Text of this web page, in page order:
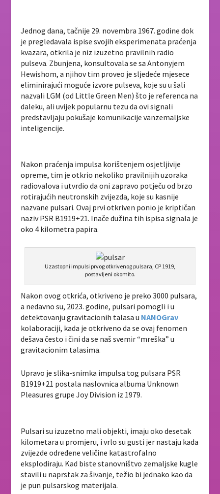
Jednog dana, tačnije 29. novembra 1967. godine dok
je pregledavala ispise svojih eksperimenata praćenja
kvazara, otkrila je niz izuzetno pravilnih radio
pulseva. Zbunjena, konsultovala se sa Antonyjem
Hewishom, a njihov tim proveo je sljedeće mjesece
eliminirajući moguće izvore pulseva, koje su u šali
nazvali LGM (od Little Green Men) što je referenca na
daleku, ali uvijek popularnu tezu da ovi signali
predstavljaju pokušaje komunikacije vanzemaljske
inteligencije.
Nakon praćenja impulsa korištenjem osjetljivije
opreme, tim je otkrio nekoliko pravilnijih uzoraka
radiovalova i utvrdio da oni zapravo potječu od brzo
rotirajućih neutronskih zvijezda, koje su kasnije
nazvane pulsari. Ovaj prvi otkriven ponio je kriptičan
naziv PSR B1919+21. Inače dužina tih ispisa signala je
oko 4 kilometra papira.
Uzastopni impulsi prvog otkrivenog pulsara, CP 1919,
postavljeni okomito.
Nakon ovog otkrića, otkriveno je preko 3000 pulsara,
a nedavno su, 2023. godine, pulsari pomogli i u
detektovanju gravitacionih talasa u NANOGrav
kolaboraciji, kada je otkriveno da se ovaj fenomen
dešava često i čini da se naš svemir “mreška” u
gravitacionim talasima.
Upravo je slika-snimka impulsa tog pulsara PSR
B1919+21 postala naslovnica albuma Unknown
Pleasures grupe Joy Division iz 1979.
Pulsari su izuzetno mali objekti, imaju oko desetak
kilometara u promjeru, i vrlo su gusti jer nastaju kada
zvijezde određene veličine katastrofalno
eksplodiraju. Kad biste stanovništvo zemaljske kugle
stavili u naprstak za šivanje, težio bi jednako kao da
je pun pulsarskog materijala.